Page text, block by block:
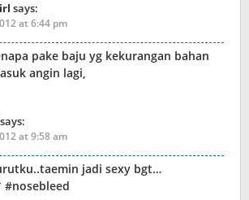
says:
at 6:44 pm
pake baju yg kekurangan bahan
angin lagi,
says:
at 9:58 am
jadi sexy bgt…